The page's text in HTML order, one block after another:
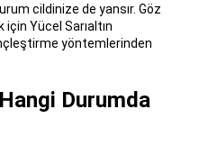
cildinize de yansır. Göz
için Yücel Sarıaltın
yöntemlerinden
Durumda